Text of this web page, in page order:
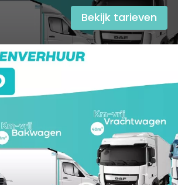
Bekijk tarieven